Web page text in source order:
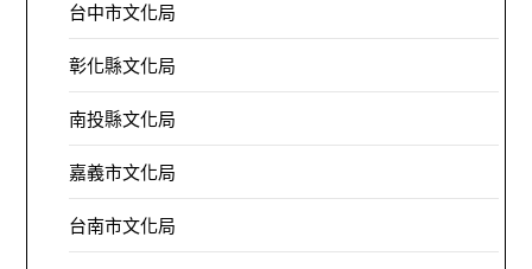
台中市文化局
彰化縣文化局
南投縣文化局
嘉義市文化局
台南市文化局